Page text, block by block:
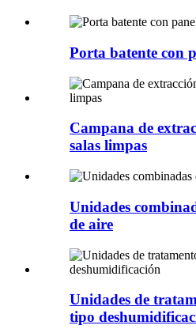
Porta batente con
Campana de
salas limpas
Unidades
de aire
Unidades de
tipo